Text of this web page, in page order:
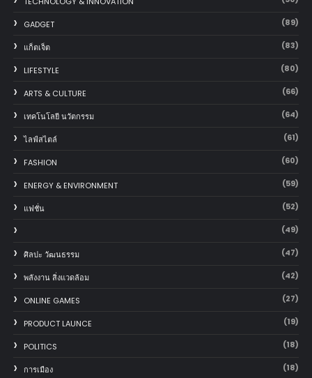
GADGET (89)
แก็ตเจ็ต (83)
LIFESTYLE (80)
ARTS & CULTURE (66)
เทคโนโลยี นวัตกรรม (64)
ไลฟ์สไตล์ (61)
FASHION (60)
ENERGY & ENVIRONMENT (59)
แฟชั่น (52)
(49)
ศิลปะ วัฒนธรรม (47)
พลังงาน สิ่งแวดล้อม (42)
ONLINE GAMES (27)
PRODUCT LAUNCE (19)
POLITICS (18)
การเมือง (18)